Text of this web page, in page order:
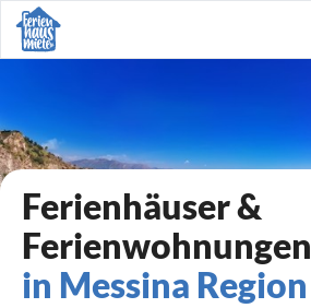
Ferienhäuser &
Ferienwohnungen
in Messina Region